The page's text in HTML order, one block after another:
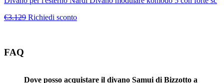
€3.129 Richiedi sconto
FAQ
Dove posso acquistare il divano Samui di Bizzotto a